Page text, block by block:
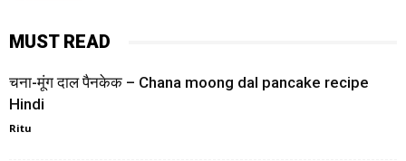
MUST READ
चना-मूंग दाल पैनकेक – Chana moong dal pancake recipe
Hindi
Ritu